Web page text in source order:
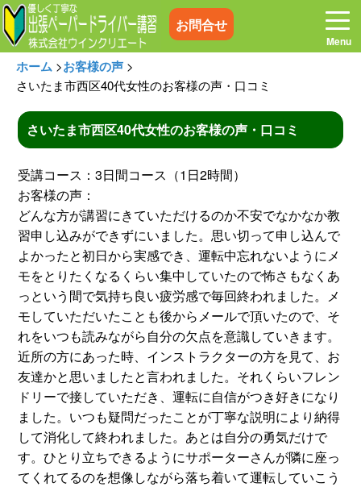
お問合せ
ホーム お電話はこちら
プログラム
お客様の声 コラム&トピックス
よくある質問 空き状況
出張地域 メディア紹介
スタッフ紹介 申し込みフロー
簡易補助ブレーキと
は
キャンペーン
ホーム >お客様の声 >
さいたま市西区40代女性のお客様の声・口コミ
さいたま市西区40代女性のお客様の声・口コミ
受講コース：3日間コース（1日2時間）
お客様の声：
どんな方が講習にきていただけるのか不安でなかなか教
習申し込みができずにいました。思い切って申し込んで
よかったと初日から実感でき、運転中忘れないようにメ
モをとりたくなるくらい集中していたので怖さもなくあ
っという間で気持ち良い疲労感で毎回終われました。メ
モしていただいたことも後からメールで頂いたので、そ
れをいつも読みながら自分の欠点を意識していきます。
近所の方にあった時、インストラクターの方を見て、お
友達かと思いましたと言われました。それくらいフレン
ドリーで接していただき、運転に自信がつき好きになり
ました。いつも疑問だったことが丁寧な説明により納得
して消化して終われました。あとは自分の勇気だけで
す。ひとり立ちできるようにサポーターさんが隣に座っ
てくれてるのを想像しながら落ち着いて運転していこう